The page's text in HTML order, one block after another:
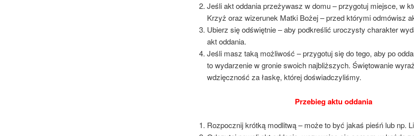
Jeśli akt oddania przeżywasz w domu – przygotuj miejsce, w
Krzyż oraz wizerunek Matki Bożej – przed którymi odmówisz
Ubierz się odświętnie – aby podkreślić uroczysty charakter
akt oddania.
Jeśli masz taką możliwość – przygotuj się do tego, aby po
to wydarzenie w gronie swoich najbliższych. Świętowanie
wdzięczność za łaskę, której doświadczyliśmy.
Przebieg aktu oddania
Rozpocznij krótką modlitwą – może to być jakaś pieśń lub np.